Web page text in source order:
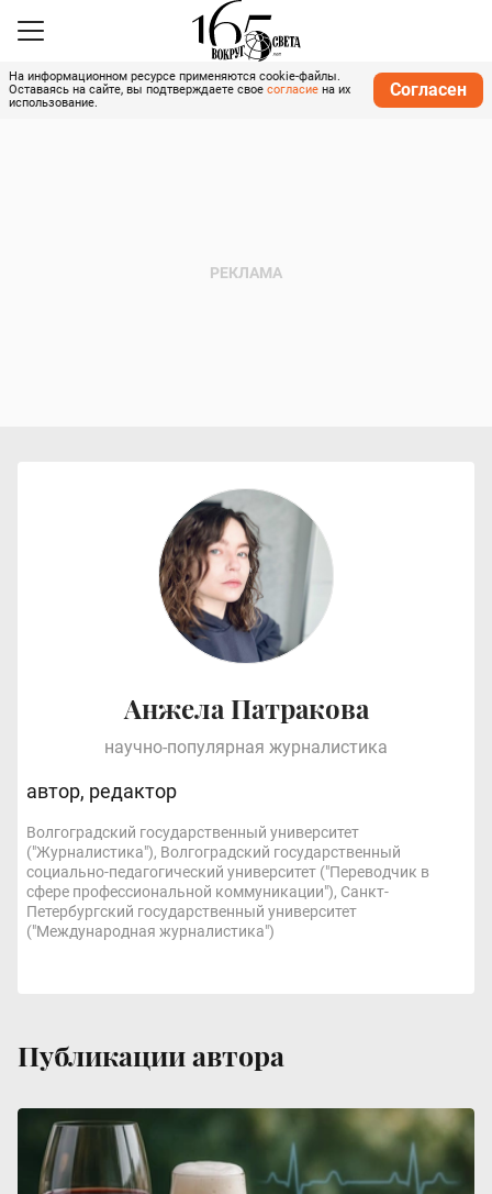
На информационном ресурсе применяются cookie-файлы.
Оставаясь на сайте, вы подтверждаете свое согласие на их
использование.
Согласен
Анжела Патракова
научно-популярная журналистика
автор, редактор
Волгоградский государственный университет
("Журналистика"), Волгоградский государственный
социально-педагогический университет ("Переводчик в
сфере профессиональной коммуникации"), Санкт-
Петербургский государственный университет
("Международная журналистика")
Публикации автора